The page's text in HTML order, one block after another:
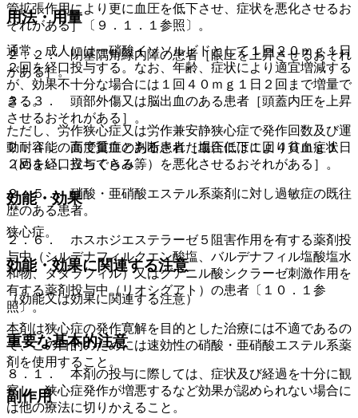
管拡張作用により更に血圧を低下させ、症状を悪化させるお
それがある］〔９．１．１参照〕。
２．２． 閉塞隅角緑内障の患者［眼圧を上昇させるおそれ
がある］。
２．３． 頭部外傷又は脳出血のある患者［頭蓋内圧を上昇
させるおそれがある］。
２．４． 高度貧血のある患者［血圧低下により貧血症状
（めまい、立ちくらみ等）を悪化させるおそれがある］。
２．５． 硝酸・亜硝酸エステル系薬剤に対し過敏症の既往
歴のある患者。
２．６． ホスホジエステラーゼ５阻害作用を有する薬剤投
与中（シルデナフィルクエン酸塩、バルデナフィル塩酸塩水
和物、タダラフィル）又はグアニル酸シクラーゼ刺激作用を
有する薬剤投与中（リオシグアト）の患者〔１０．１参
照〕。
重要な基本的注意
８．１． 本剤の投与に際しては、症状及び経過を十分に観
察し、狭心症発作が増悪するなど効果が認められない場合に
は他の療法に切りかえること。
用法・用量
通常、成人には一硝酸イソソルビドとして１回２０ｍｇ１日
２回を経口投与する。なお、年齢、症状により適宜増減する
が、効果不十分な場合には１回４０ｍｇ１日２回まで増量で
きる。
ただし、労作狭心症又は労作兼安静狭心症で発作回数及び運
動耐容能の面で重症と判断された場合には１回４０ｍｇ１日
２回を経口投与できる。
効能・効果
狭心症。
効能・効果に関連する注意
（効能又は効果に関連する注意）
本剤は狭心症の発作寛解を目的とした治療には不適であるの
で、この目的のためには速効性の硝酸・亜硝酸エステル系薬
剤を使用すること。
副作用